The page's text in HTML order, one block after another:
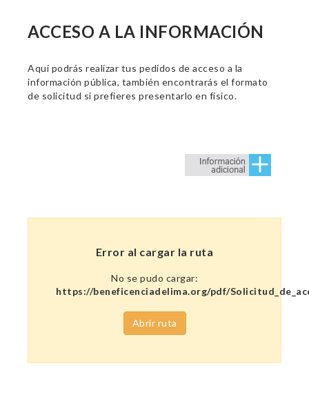
ACCESO A LA INFORMACIÓN
Aquí podrás realizar tus pedidos de acceso a la
información pública, también encontrarás el formato
de solicitud si prefieres presentarlo en físico.
Error al cargar la ruta
No se pudo cargar:
https://beneficenciadelima.org/pdf/
Abrir ruta